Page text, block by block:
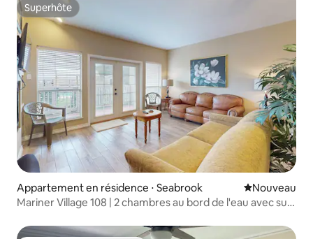
Superhôte
Superhôte
Appartement en résidence ⋅ Seabrook Nouvel
Nouveau
Mariner Village 108 | 2 chambres au bord de l'eau avec sur